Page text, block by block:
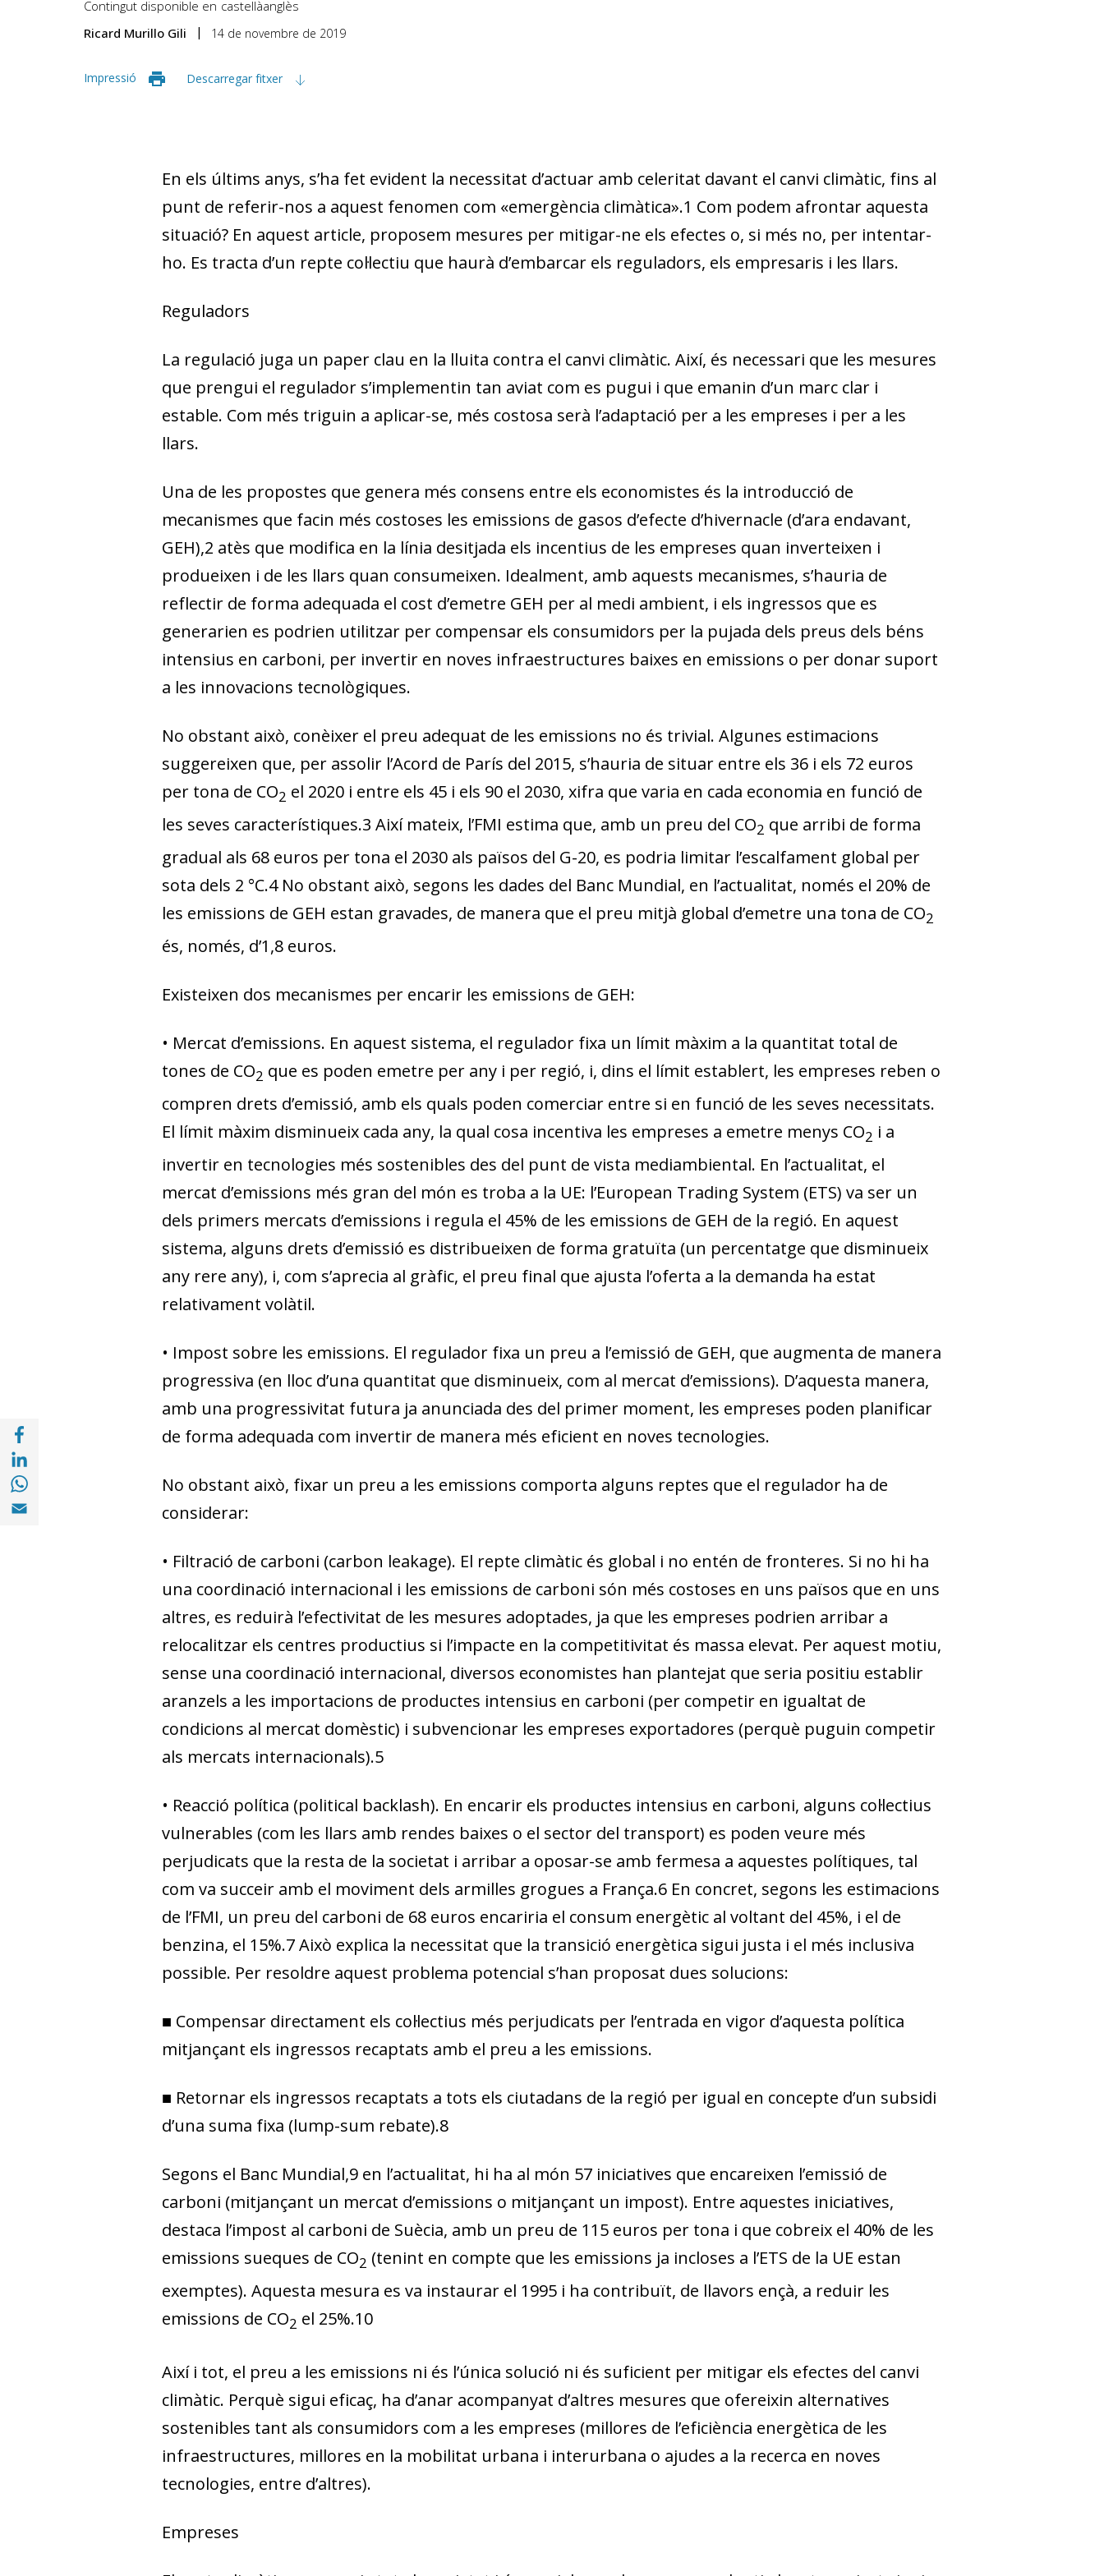
Contingut disponible en castellàanglès
Ricard Murillo Gili
14 de novembre de 2019
Impressió Descarregar fitxer
Compartir a Facebook (opens in a new window)
Compartir a with Linkedin (opens in a new window)
Compartir a with Whatsapp (opens in a new window)
Compartir a Email (opens in a new window)
En els últims anys, s’ha fet evident la necessitat d’actuar amb celeritat davant el canvi climàtic, fins al
punt de referir-nos a aquest fenomen com «emergència climàtica».1 Com podem afrontar aquesta
situació? En aquest article, proposem mesures per mitigar-ne els efectes o, si més no, per intentar-
ho. Es tracta d’un repte col·lectiu que haurà d’embarcar els reguladors, els empresaris i les llars.
Reguladors
La regulació juga un paper clau en la lluita contra el canvi climàtic. Així, és necessari que les mesures
que prengui el regulador s’implementin tan aviat com es pugui i que emanin d’un marc clar i
estable. Com més triguin a aplicar-se, més costosa serà l’adaptació per a les empreses i per a les
llars.
Una de les propostes que genera més consens entre els economistes és la introducció de
mecanismes que facin més costoses les emissions de gasos d’efecte d’hivernacle (d’ara endavant,
GEH),2 atès que modifica en la línia desitjada els incentius de les empreses quan inverteixen i
produeixen i de les llars quan consumeixen. Idealment, amb aquests mecanismes, s’hauria de
reflectir de forma adequada el cost d’emetre GEH per al medi ambient, i els ingressos que es
generarien es podrien utilitzar per compensar els consumidors per la pujada dels preus dels béns
intensius en carboni, per invertir en noves infraestructures baixes en emissions o per donar suport
a les innovacions tecnològiques.
No obstant això, conèixer el preu adequat de les emissions no és trivial. Algunes estimacions
suggereixen que, per assolir l’Acord de París del 2015, s’hauria de situar entre els 36 i els 72 euros
per tona de CO2 el 2020 i entre els 45 i els 90 el 2030, xifra que varia en cada economia en funció de
les seves característiques.3 Així mateix, l’FMI estima que, amb un preu del CO2 que arribi de forma
gradual als 68 euros per tona el 2030 als països del G-20, es podria limitar l’escalfament global per
sota dels 2 °C.4No obstant això, segons les dades del Banc Mundial, en l’actualitat, només el 20% de
les emissions de GEH estan gravades, de manera que el preu mitjà global d’emetre una tona de CO2
és, només, d’1,8 euros.
Existeixen dos mecanismes per encarir les emissions de GEH:
• Mercat d’emissions. En aquest sistema, el regulador fixa un límit màxim a la quantitat total de
tones de CO2 que es poden emetre per any i per regió, i, dins el límit establert, les empreses reben o
compren drets d’emissió, amb els quals poden comerciar entre si en funció de les seves necessitats.
El límit màxim disminueix cada any, la qual cosa incentiva les empreses a emetre menys CO2 i a
invertir en tecnologies més sostenibles des del punt de vista mediambiental. En l’actualitat, el
mercat d’emissions més gran del món es troba a la UE: l’European Trading System (ETS) va ser un
dels primers mercats d’emissions i regula el 45% de les emissions de GEH de la regió. En aquest
sistema, alguns drets d’emissió es distribueixen de forma gratuïta (un percentatge que disminueix
any rere any), i, com s’aprecia al gràfic, el preu final que ajusta l’oferta a la demanda ha estat
relativament volàtil.
• Impost sobre les emissions. El regulador fixa un preu a l’emissió de GEH, que augmenta de manera
progressiva (en lloc d’una quantitat que disminueix, com al mercat d’emissions). D’aquesta manera,
amb una progressivitat futura ja anunciada des del primer moment, les empreses poden planificar
de forma adequada com invertir de manera més eficient en noves tecnologies.
No obstant això, fixar un preu a les emissions comporta alguns reptes que el regulador ha de
considerar:
• Filtració de carboni (carbon leakage). El repte climàtic és global i no entén de fronteres. Si no hi ha
una coordinació internacional i les emissions de carboni són més costoses en uns països que en uns
altres, es reduirà l’efectivitat de les mesures adoptades, ja que les empreses podrien arribar a
relocalitzar els centres productius si l’impacte en la competitivitat és massa elevat. Per aquest motiu,
sense una coordinació internacional, diversos economistes han plantejat que seria positiu establir
aranzels a les importacions de productes intensius en carboni (per competir en igualtat de
condicions al mercat domèstic) i subvencionar les empreses exportadores (perquè puguin competir
als mercats internacionals).5
• Reacció política (political backlash). En encarir els productes intensius en carboni, alguns col·lectius
vulnerables (com les llars amb rendes baixes o el sector del transport) es poden veure més
perjudicats que la resta de la societat i arribar a oposar-se amb fermesa a aquestes polítiques, tal
com va succeir amb el moviment dels armilles grogues a França.6 En concret, segons les estimacions
de l’FMI, un preu del carboni de 68 euros encariria el consum energètic al voltant del 45%, i el de
benzina, el 15%.7Això explica la necessitat que la transició energètica sigui justa i el més inclusiva
possible. Per resoldre aquest problema potencial s’han proposat dues solucions:
■ Compensar directament els col·lectius més perjudicats per l’entrada en vigor d’aquesta política
mitjançant els ingressos recaptats amb el preu a les emissions.
■ Retornar els ingressos recaptats a tots els ciutadans de la regió per igual en concepte d’un subsidi
d’una suma fixa (lump-sum rebate).8
Segons el Banc Mundial,9 en l’actualitat, hi ha al món 57 iniciatives que encareixen l’emissió de
carboni (mitjançant un mercat d’emissions o mitjançant un impost). Entre aquestes iniciatives,
destaca l’impost al carboni de Suècia, amb un preu de 115 euros per tona i que cobreix el 40% de les
emissions sueques de CO2 (tenint en compte que les emissions ja incloses a l’ETS de la UE estan
exemptes). Aquesta mesura es va instaurar el 1995 i ha contribuït, de llavors ençà, a reduir les
emissions de CO2 el 25%.10
Així i tot, el preu a les emissions ni és l’única solució ni és suficient per mitigar els efectes del canvi
climàtic. Perquè sigui eficaç, ha d’anar acompanyat d’altres mesures que ofereixin alternatives
sostenibles tant als consumidors com a les empreses (millores de l’eficiència energètica de les
infraestructures, millores en la mobilitat urbana i interurbana o ajudes a la recerca en noves
tecnologies, entre d’altres).
Empreses